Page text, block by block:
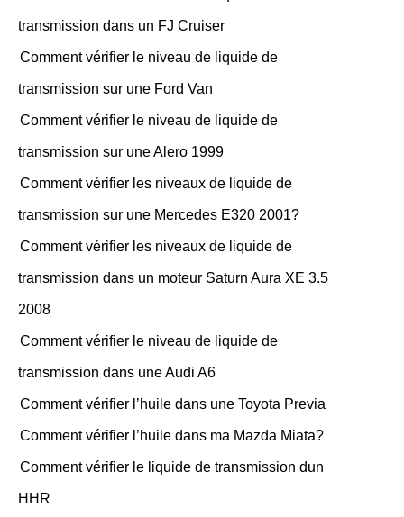
transmission dans un FJ Cruiser
Comment vérifier le niveau de liquide de
transmission sur une Ford Van
Comment vérifier le niveau de liquide de
transmission sur une Alero 1999
Comment vérifier les niveaux de liquide de
transmission sur une Mercedes E320 2001?
Comment vérifier les niveaux de liquide de
transmission dans un moteur Saturn Aura XE 3.5
2008
Comment vérifier le niveau de liquide de
transmission dans une Audi A6
Comment vérifier l’huile dans une Toyota Previa
Comment vérifier l’huile dans ma Mazda Miata?
Comment vérifier le liquide de transmission dun
HHR